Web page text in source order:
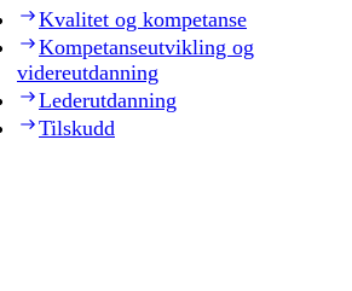
Kvalitet og kompetanse
Kompetanseutvikling og
videreutdanning
Lederutdanning
Tilskudd